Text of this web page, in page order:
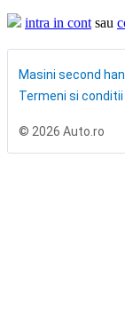
intra in cont sau
Masini second
Termeni si conditii
© 2026 Auto.ro